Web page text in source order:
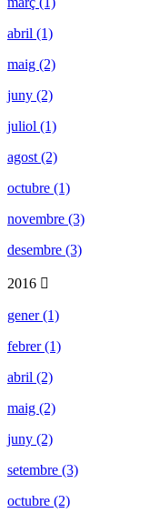
abril (1)
maig (2)
juny (2)
juliol (1)
agost (2)
octubre (1)
novembre (3)
desembre (3)
2016
gener (1)
febrer (1)
abril (2)
maig (2)
juny (2)
setembre (3)
octubre (2)